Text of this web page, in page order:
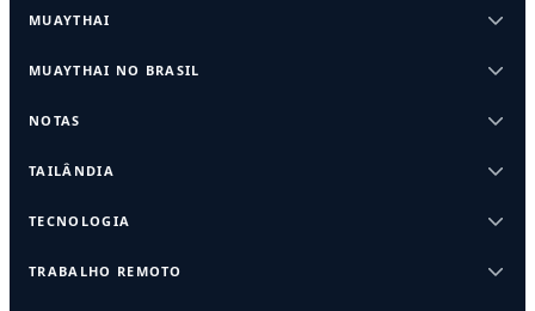
MUAYTHAI
MUAYTHAI NO BRASIL
NOTAS
TAILÂNDIA
TECNOLOGIA
TRABALHO REMOTO